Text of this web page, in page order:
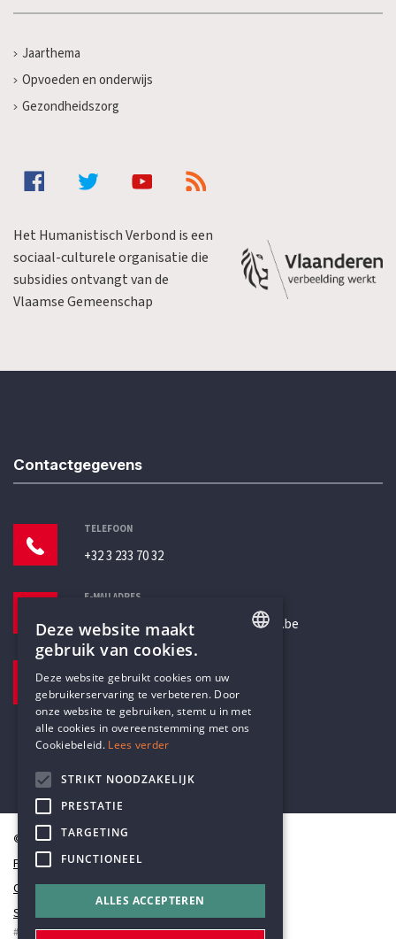
Jaarthema
Opvoeden en onderwijs
Gezondheidszorg
Het Humanistisch Verbond is een
sociaal-culturele organisatie die
subsidies ontvangt van de
Vlaamse Gemeenschap
Contactgegevens
TELEFOON
+32 3 233 70 32
E-MAILADRES
secretariaat@humanistischverbond.be
Pottenbrug 4
Antwerpen, 2000
© Humanistisch Verbond 2026
Privacy
Cookiestatement
Sitemap
#codedwithlove byCodelines
DUTCH
Deze website maakt
gebruik van cookies.
Deze website gebruikt cookies om uw
gebruikerservaring te verbeteren. Door
onze website te gebruiken, stemt u in met
alle cookies in overeenstemming met ons
Cookiebeleid. Lees verder
STRIKT NOODZAKELIJK
PRESTATIE
TARGETING
FUNCTIONEEL
ALLES ACCEPTEREN